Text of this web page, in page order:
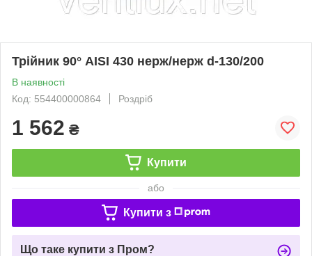
Трійник 90° AISI 430 нерж/нерж d-130/200
В наявності
Код: 554400000864
Роздріб
1 562 ₴
Купити
або
Купити з
Що таке купити з Пром?